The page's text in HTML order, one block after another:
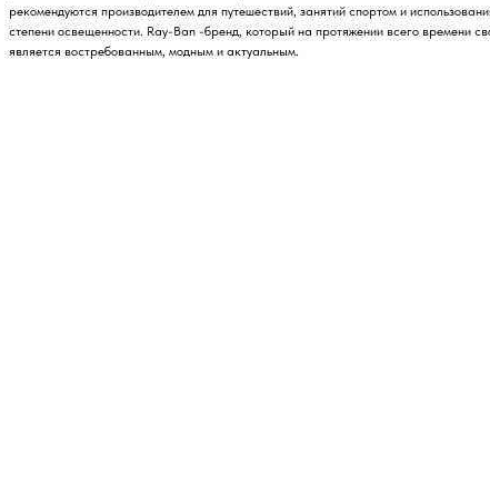
рекомендуются производителем для путешествий, занятий спортом и
степени освещенности. Ray-Ban -бренд, который на протяжении всего времени
является востребованным, модным и актуальным.